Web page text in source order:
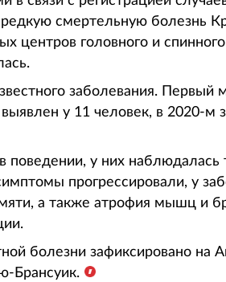
смертельную болезнь
центров головного и
заболевания. Первый
у 11 человек, в 2020-м
у них наблюдалась
прогрессировали, у
а также атрофия мышц и
болезни зафиксировано на
Брансуик.